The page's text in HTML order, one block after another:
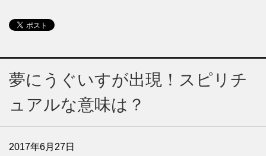
夢にうぐいすが出現！スピリチ
ュアルな意味は？
2017年6月27日